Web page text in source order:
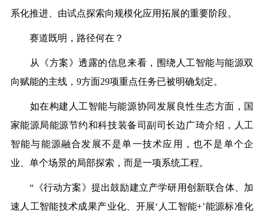
系化推进、由试点探索向规模化应用拓展的重要阶段。
赛道既明，路径何在？
从《方案》透露的信息来看，围绕人工智能与能源双
向赋能的主线，9方面29项重点任务已被明确划定。
如在构建人工智能与能源协同发展良性生态方面，国
家能源局能源节约和科技装备司副司长边广琦介绍，人工
智能与能源融合发展不是单一技术应用，也不是单个企
业、单个场景的局部探索，而是一项系统工程。
“ 《行动方案》提出鼓励建立产学研用创新联合体、加
速人工智能技术成果产业化、开展‘人工智能+’能源标准化